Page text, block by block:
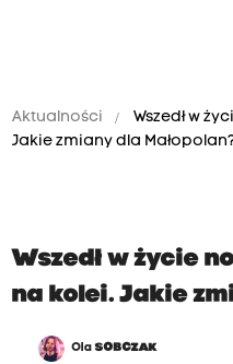
Aktualności
Wszedł w
Jakie zmiany dla
Wszedł w życie
na kolei. Jakie
OlaSOBCZAK